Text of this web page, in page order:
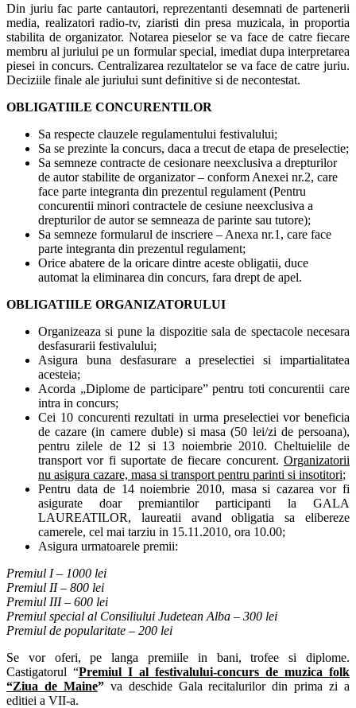
Din juriu fac parte cantautori, reprezentanti desemnati de partenerii
media, realizatori radio-tv, ziaristi din presa muzicala, in proportia
stabilita de organizator. Notarea pieselor se va face de catre fiecare
membru al juriului pe un formular special, imediat dupa interpretarea
piesei in concurs. Centralizarea rezultatelor se va face de catre juriu.
Deciziile finale ale juriului sunt definitive si de necontestat.
OBLIGATIILE CONCURENTILOR
Sa respecte clauzele regulamentului festivalului;
Sa se prezinte la concurs, daca a trecut de etapa de preselectie;
Sa semneze contracte de cesionare neexclusiva a drepturilor
de autor stabilite de organizator – conform Anexei nr.2, care
face parte integranta din prezentul regulament (Pentru
concurentii minori contractele de cesiune neexclusiva a
drepturilor de autor se semneaza de parinte sau tutore);
Sa semneze formularul de inscriere – Anexa nr.1, care face
parte integranta din prezentul regulament;
Orice abatere de la oricare dintre aceste obligatii, duce
automat la eliminarea din concurs, fara drept de apel.
OBLIGATIILE ORGANIZATORULUI
Organizeaza si pune la dispozitie sala de spectacole necesara
desfasurarii festivalului;
Asigura buna desfasurare a preselectiei si impartialitatea
acesteia;
Acorda „Diplome de participare” pentru toti concurentii care
intra in concurs;
Cei 10 concurenti rezultati in urma preselectiei vor beneficia
de cazare (in camere duble) si masa (50 lei/zi de persoana),
pentru zilele de 12 si 13 noiembrie 2010. Cheltuielile de
transport vor fi suportate de fiecare concurent. Organizatorii
nu asigura cazare, masa si transport pentru parinti si insotitori;
Pentru data de 14 noiembrie 2010, masa si cazarea vor fi
asigurate doar premiantilor participanti la GALA
LAUREATILOR, laureatii avand obligatia sa elibereze
camerele, cel mai tarziu in 15.11.2010, ora 10.00;
Asigura urmatoarele premii:
Premiul I– 1000 lei
Premiul II– 800 lei
Premiul III– 600 lei
Premiul special al Consiliului Judetean Alba – 300 lei
Premiul de popularitate – 200 lei
Se vor oferi, pe langa premiile in bani, trofee si diplome.
Castigatorul “Premiul I al festivalului-concurs de muzica folk
“Ziua de Maine”va deschide Gala recitalurilor din prima zi a
editiei a VII-a.